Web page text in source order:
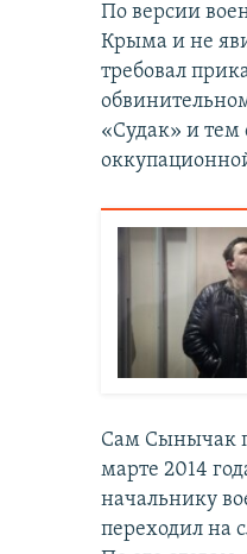
По версии
Крыма и не
требовал
«Судак» и
Сам Сынычак
марте 2014
начальнику
переходил на